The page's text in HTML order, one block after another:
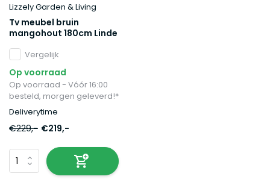
Lizzely Garden & Living
Tv meubel bruin
mangohout 180cm Linde
Vergelijk
Op voorraad
Op voorraad - Vóór 16:00
besteld, morgen geleverd!*
Deliverytime
€229,- €219,-